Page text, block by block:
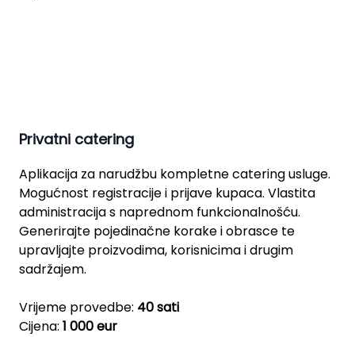
Privatni catering
Aplikacija za narudžbu kompletne catering usluge.
Mogućnost registracije i prijave kupaca. Vlastita
administracija s naprednom funkcionalnošću.
Generirajte pojedinačne korake i obrasce te
upravljajte proizvodima, korisnicima i drugim
sadržajem.
Vrijeme provedbe: 40 sati
Cijena: 1 000 eur